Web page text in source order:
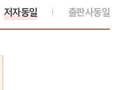
출판사동일
저자동일